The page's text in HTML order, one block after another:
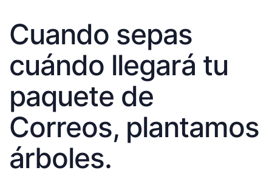
Cuando sepas
cuándo llegará tu
paquete de
Correos, plantamos
árboles.